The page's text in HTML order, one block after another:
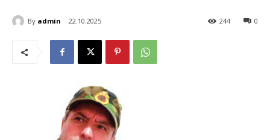
By admin 22.10.2025 0
244